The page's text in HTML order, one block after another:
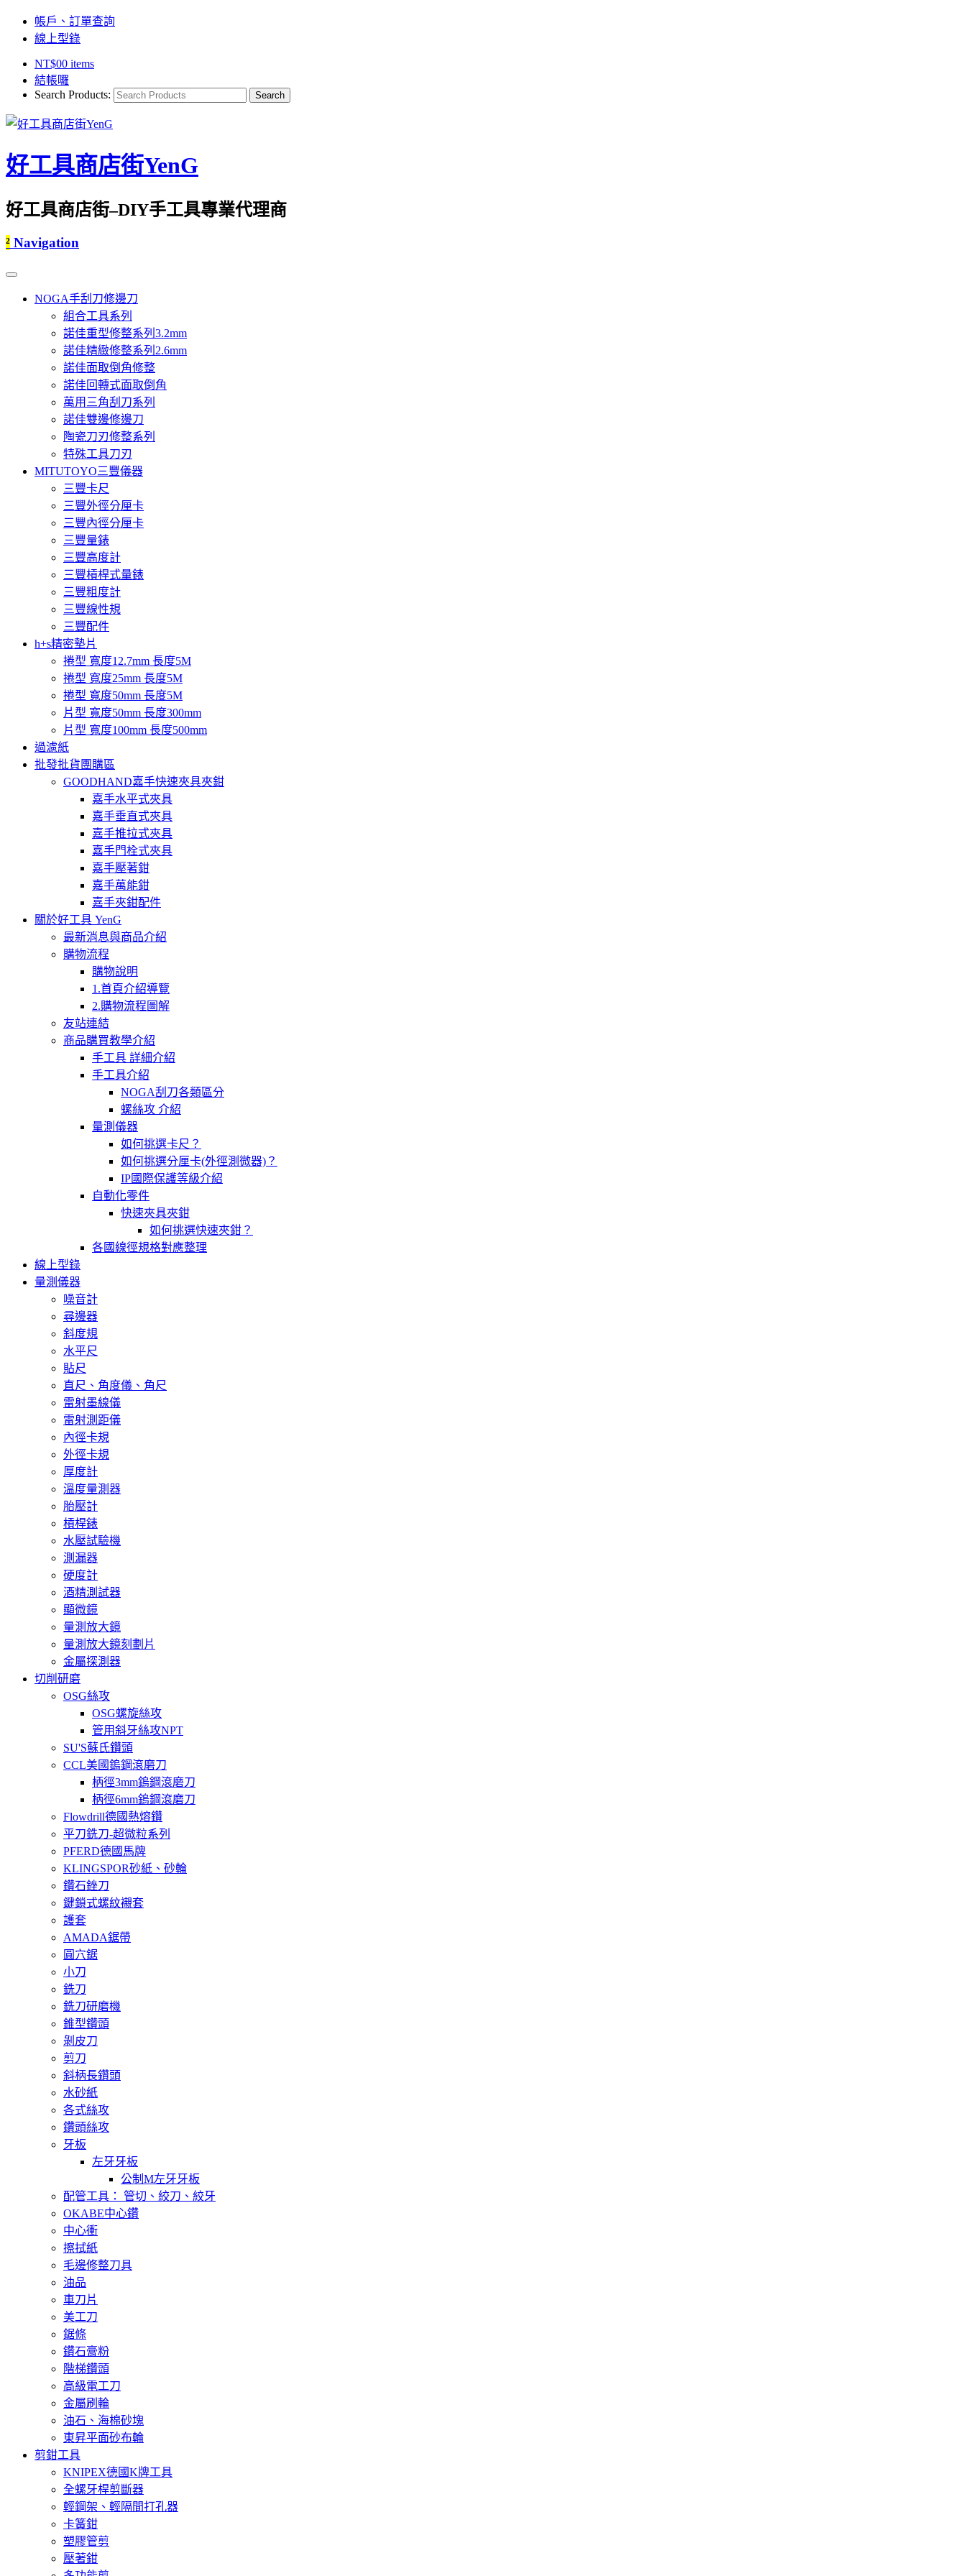
帳戶、訂單查詢
線上型錄
NT$00 items
結帳囉
Search Products:
好工具商店街YenG
好工具商店街–DIY手工具專業代理商
² Navigation
NOGA手刮刀修邊刀
組合工具系列
諾佳重型修整系列3.2mm
諾佳精緻修整系列2.6mm
諾佳面取倒角修整
諾佳回轉式面取倒角
萬用三角刮刀系列
諾佳雙邊修邊刀
陶瓷刀刃修整系列
特殊工具刀刃
MITUTOYO三豐儀器
三豐卡尺
三豐外徑分厘卡
三豐內徑分厘卡
三豐量錶
三豐高度計
三豐槓桿式量錶
三豐粗度計
三豐線性規
三豐配件
h+s精密墊片
捲型 寬度12.7mm 長度5M
捲型 寬度25mm 長度5M
捲型 寬度50mm 長度5M
片型 寬度50mm 長度300mm
片型 寬度100mm 長度500mm
過濾紙
批發批貨團購區
GOODHAND嘉手快速夾具夾鉗
嘉手水平式夾具
嘉手垂直式夾具
嘉手推拉式夾具
嘉手門栓式夾具
嘉手壓著鉗
嘉手萬能鉗
嘉手夾鉗配件
關於好工具 YenG
最新消息與商品介紹
購物流程
購物說明
1.首頁介紹導覽
2.購物流程圖解
友站連結
商品購買教學介紹
手工具 詳細介紹
手工具介紹
NOGA刮刀各類區分
螺絲攻 介紹
量測儀器
如何挑選卡尺？
如何挑選分厘卡(外徑測微器)？
IP國際保護等級介紹
自動化零件
快速夾具夾鉗
如何挑選快速夾鉗？
各國線徑規格對應整理
線上型錄
量測儀器
噪音計
尋邊器
斜度規
水平尺
貼尺
直尺、角度儀、角尺
雷射墨線儀
雷射測距儀
內徑卡規
外徑卡規
厚度計
溫度量測器
胎壓計
槓桿錶
水壓試驗機
測漏器
硬度計
酒精測試器
顯微鏡
量測放大鏡
量測放大鏡刻劃片
金屬探測器
切削研磨
OSG絲攻
OSG螺旋絲攻
管用斜牙絲攻NPT
SU'S蘇氏鑽頭
CCL美國鎢鋼滾磨刀
柄徑3mm鎢鋼滾磨刀
柄徑6mm鎢鋼滾磨刀
Flowdrill德國熱熔鑽
平刀銑刀-超微粒系列
PFERD德國馬牌
KLINGSPOR砂紙、砂輪
鑽石銼刀
鍵鎖式螺紋襯套
護套
AMADA鋸帶
圓穴鋸
小刀
銑刀
銑刀研磨機
錐型鑽頭
剝皮刀
剪刀
斜柄長鑽頭
水砂紙
各式絲攻
鑽頭絲攻
牙板
左牙牙板
公制M左牙牙板
配管工具： 管切、絞刀、絞牙
OKABE中心鑽
中心衝
擦拭紙
毛邊修整刀具
油品
車刀片
美工刀
鋸條
鑽石膏粉
階梯鑽頭
高級電工刀
金屬刷輪
油石、海棉砂塊
東昇平面砂布輪
剪鉗工具
KNIPEX德國K牌工具
全螺牙桿剪斷器
輕鋼架、輕隔間打孔器
卡簧鉗
塑膠管剪
壓著鉗